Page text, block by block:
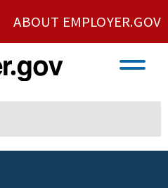
ABOUT EMPLOYER.GOV